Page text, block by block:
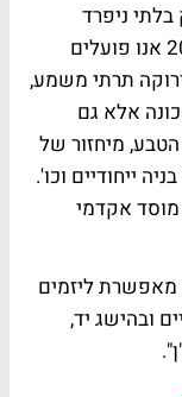
ניפרד
מתוכנית האב של העיר בת ים לשנת 2020 אנו פועלים
תרתי משמע,
של השכונה אלא גם
מיחזור של
ייחודיים וכו'.
מוסד אקדמי
מאפשרת ליזמים
ובהישג יד,